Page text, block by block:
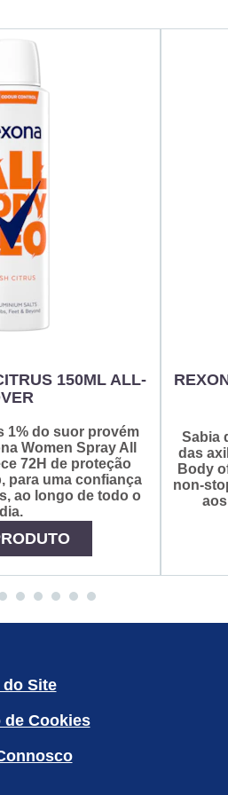
150ML ALL-
1% do suor provém
Women Spray All
72H de proteção
para uma confiança
ao longo de todo o
dia.
Sabia
das
Body
non-
do Site
de Cookies